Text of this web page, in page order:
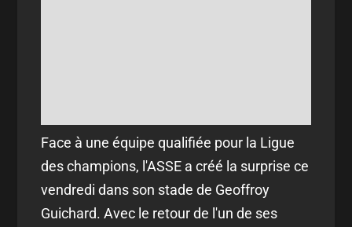
Face à une équipe qualifiée pour la Ligue
des champions, l'ASSE a créé la surprise ce
vendredi dans son stade de Geoffroy
Guichard. Avec le retour de l'un de ses